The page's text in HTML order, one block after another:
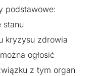
podstawowe:
stanu
kryzysu zdrowia
ogłosić
z tym organ